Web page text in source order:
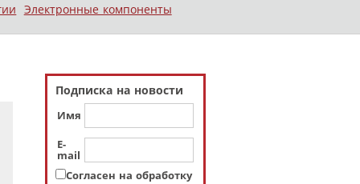
Электронные компоненты
Подписка на новости
Имя
E-
mail
Согласен на обработку